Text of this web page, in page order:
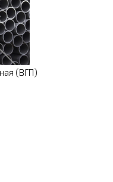
(ВГП)